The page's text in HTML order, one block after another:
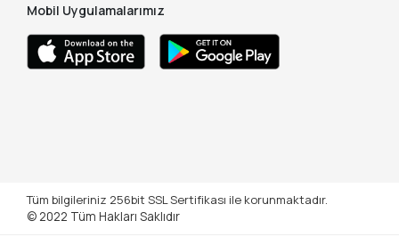
RTRMAX
RUBİ
SWANSON
Mobil Uygulamalarımız
Tüm bilgileriniz 256bit SSL Sertifikası ile korunmaktadır.
© 2022 Tüm Hakları Saklıdır